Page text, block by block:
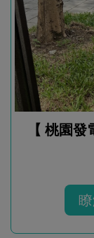
【 桃園